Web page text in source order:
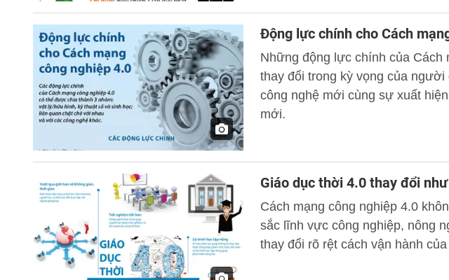
Động lực chính cho Cách
Những động lực chính của Cách
thay đổi trong kỳ vọng của
công nghệ mới cùng sự xuất
mới.
Giáo dục thời 4.0 thay đổi
Cách mạng công nghiệp 4.0
sắc lĩnh vực công nghiệp, nông
thay đổi rõ rệt cách vận hành